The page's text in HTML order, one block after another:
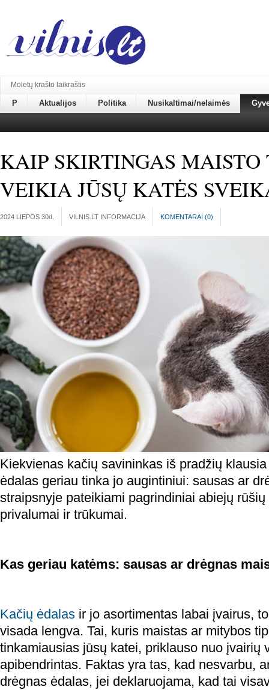
Molėtų krašto laikraštis
P Aktualijos Politika Nusikaltimai/nelaimės
KAIP SKIRTINGAS MAISTO
VEIKIA JŪSŲ KATĖS
2024 LIEPOS 30d. VILNIS.LT INFORMACIJA KOMENTARAI (0)
Kiekvienas kačių savininkas iš pradžių
ėdalas geriau tinka jo augintiniui: sausas ar
straipsnyje pateikiami pagrindiniai abiejų
privalumai ir trūkumai.
Kas geriau katėms: sausas ar drėgnas
Kačių ėdalas ir jo asortimentas labai įvairus,
visada lengva. Tai, kuris maistas ar mitybos
tinkamiausias jūsų katei, priklauso nuo įvairių
apibendrintas. Faktas yra tas, kad nesvarbu,
drėgnas ėdalas, jei deklaruojama, kad tai